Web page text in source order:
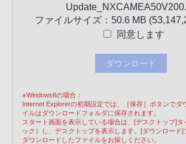
第２条 （使用権）
本契約によって生ずる本ソフトウェ
は、使用者の一台のコンピュータに
使用者は、本ソフトウェアの一部も
コピー、翻訳、本ソフトウェアに基
できません。
３． 本ソフトウェアの使用は私的範
るものとし、本ソフトウェアを、営
いかなる目的においても第三者に提供
ファイルサイズ：50.6 MB
同意します
ダウンロード
※Windows8の場合：
Internet Explorerの初期設定では、［保存］ボタンでダ
イルはダウンロードフォルダに保存されます。
スタート画面を表示している場合は、[デスクトップ]タ
ック）し、デスクトップを表示します。[ダウンロード]
ダウンロードしたファイルをお探しください。